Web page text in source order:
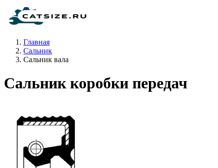
Главная
Сальник
Сальник вала
Сальник коробки передач